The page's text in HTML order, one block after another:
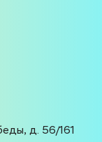
д. 56/161